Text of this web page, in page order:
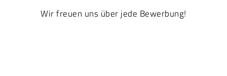
Wir freuen uns über jede Bewerbung!